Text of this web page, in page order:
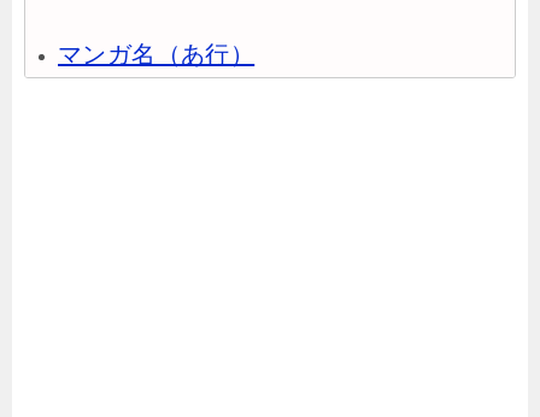
マンガ名（あ行）